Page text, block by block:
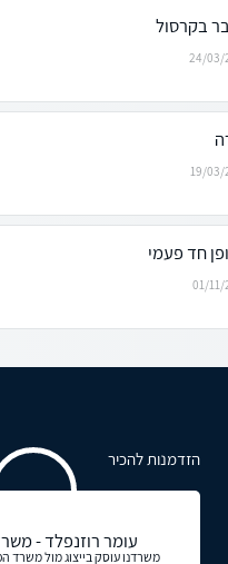
בקרסול
24/03/
19/03/
חד פעמי
01/11/
הזדמנות להכיר
עומר רוזנפלד -
משרדנו עוסק בייצוג מול משרד